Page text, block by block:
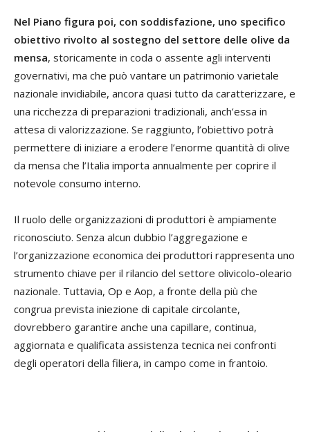
Nel Piano figura poi, con soddisfazione, uno specifico
obiettivo rivolto al sostegno del settore delle olive da
mensa, storicamente in coda o assente agli interventi
governativi, ma che può vantare un patrimonio varietale
nazionale invidiabile, ancora quasi tutto da caratterizzare, e
una ricchezza di preparazioni tradizionali, anch’essa in
attesa di valorizzazione. Se raggiunto, l’obiettivo potrà
permettere di iniziare a erodere l’enorme quantità di olive
da mensa che l’Italia importa annualmente per coprire il
notevole consumo interno.
Il ruolo delle organizzazioni di produttori è ampiamente
riconosciuto. Senza alcun dubbio l’aggregazione e
l’organizzazione economica dei produttori rappresenta uno
strumento chiave per il rilancio del settore olivicolo-oleario
nazionale. Tuttavia, Op e Aop, a fronte della più che
congrua prevista iniezione di capitale circolante,
dovrebbero garantire anche una capillare, continua,
aggiornata e qualificata assistenza tecnica nei confronti
degli operatori della filiera, in campo come in frantoio.